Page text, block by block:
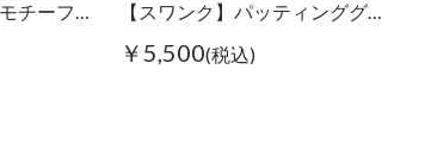
￥5,500(税込)